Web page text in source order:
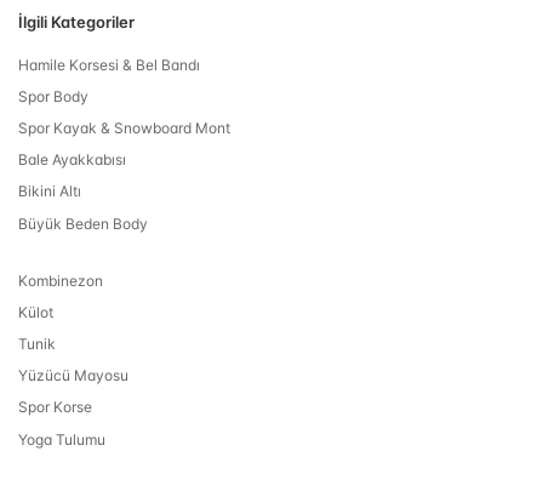
İlgili Kategoriler
Hamile Korsesi & Bel Bandı
Spor Body
Spor Kayak & Snowboard Mont
Bale Ayakkabısı
Bikini Altı
Büyük Beden Body
Kombinezon
Külot
Tunik
Yüzücü Mayosu
Spor Korse
Yoga Tulumu